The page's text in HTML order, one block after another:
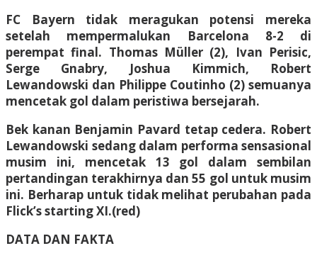
FC Bayern tidak meragukan potensi mereka
setelah mempermalukan Barcelona 8-2 di
perempat final. Thomas Müller (2), Ivan Perisic,
Serge Gnabry, Joshua Kimmich, Robert
Lewandowski dan Philippe Coutinho (2) semuanya
mencetak gol dalam peristiwa bersejarah.
Bek kanan Benjamin Pavard tetap cedera. Robert
Lewandowski sedang dalam performa sensasional
musim ini, mencetak 13 gol dalam sembilan
pertandingan terakhirnya dan 55 gol untuk musim
ini. Berharap untuk tidak melihat perubahan pada
Flick’s starting XI.(red)
DATA DAN FAKTA